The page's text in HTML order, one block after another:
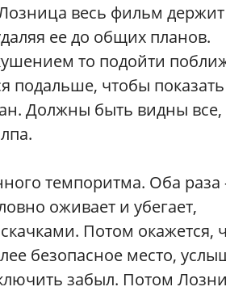
весь фильм держит
ее до общих планов.
то подойти
подальше, чтобы показать
Должны быть видны все,
темпоритма. Оба
оживает и убегает,
Потом окажется,
безопасное место,
забыл. Потом